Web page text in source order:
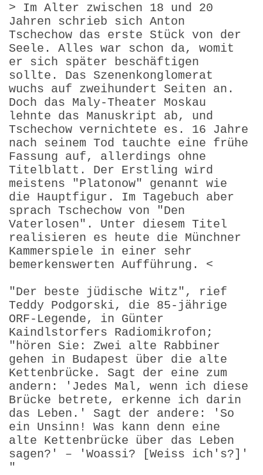
> Im Alter zwischen 18 und 20
Jahren schrieb sich Anton
Tschechow das erste Stück von der
Seele. Alles war schon da, womit
er sich später beschäftigen
sollte. Das Szenenkonglomerat
wuchs auf zweihundert Seiten an.
Doch das Maly-Theater Moskau
lehnte das Manuskript ab, und
Tschechow vernichtete es. 16 Jahre
nach seinem Tod tauchte eine frühe
Fassung auf, allerdings ohne
Titelblatt. Der Erstling wird
meistens "Platonow" genannt wie
die Hauptfigur. Im Tagebuch aber
sprach Tschechow von "Den
Vaterlosen". Unter diesem Titel
realisieren es heute die Münchner
Kammerspiele in einer sehr
bemerkenswerten Aufführung. <
"Der beste jüdische Witz", rief
Teddy Podgorski, die 85-jährige
ORF-Legende, in Günter
Kaindlstorfers Radiomikrofon;
"hören Sie: Zwei alte Rabbiner
gehen in Budapest über die alte
Kettenbrücke. Sagt der eine zum
andern: 'Jedes Mal, wenn ich diese
Brücke betrete, erkenne ich darin
das Leben.' Sagt der andere: 'So
ein Unsinn! Was kann denn eine
alte Kettenbrücke über das Leben
sagen?' – 'Woassi? [Weiss ich's?]'
"